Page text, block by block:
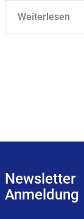
Weiterlesen
Newsletter
Anmeldung